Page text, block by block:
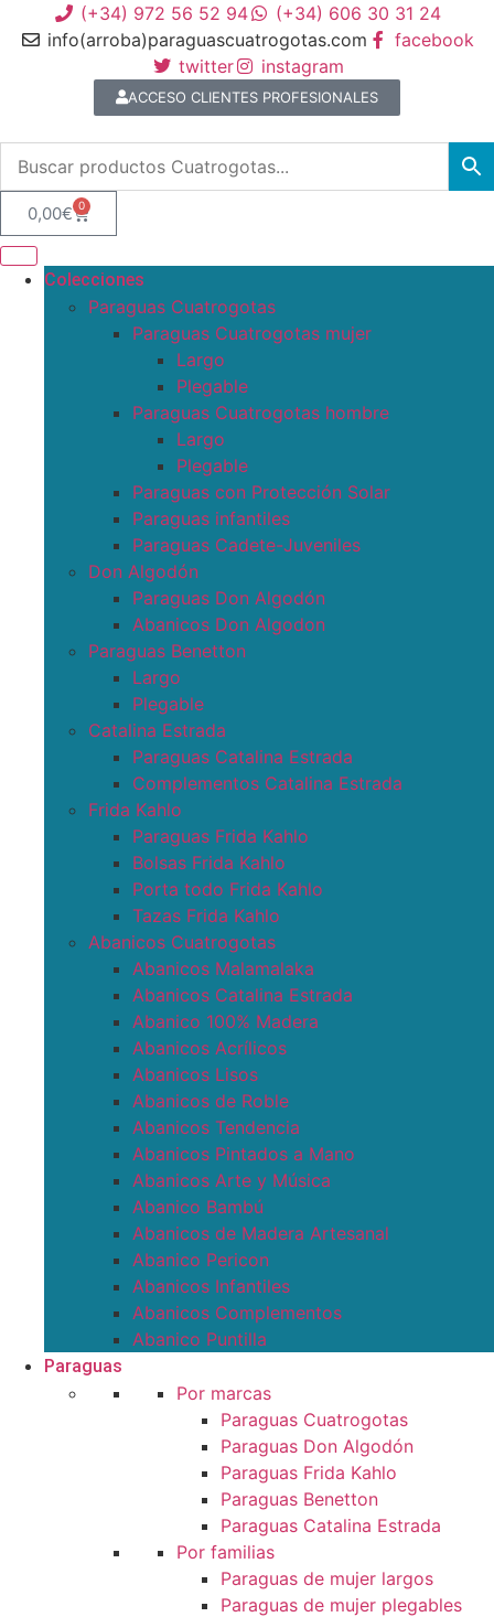
(+34) 972 56 52 94
(+34) 606 30 31 24
info(arroba)paraguascuatrogotas.com
facebook
twitter
instagram
ACCESO CLIENTES PROFESIONALES
0,00€ 0
Colecciones
Paraguas Cuatrogotas
Paraguas Cuatrogotas mujer
Largo
Plegable
Paraguas Cuatrogotas hombre
Largo
Plegable
Paraguas con Protección Solar
Paraguas infantiles
Paraguas Cadete-Juveniles
Don Algodón
Paraguas Don Algodón
Abanicos Don Algodon
Paraguas Benetton
Largo
Plegable
Catalina Estrada
Paraguas Catalina Estrada
Complementos Catalina Estrada
Frida Kahlo
Paraguas Frida Kahlo
Bolsas Frida Kahlo
Porta todo Frida Kahlo
Tazas Frida Kahlo
Abanicos Cuatrogotas
Abanicos Malamalaka
Abanicos Catalina Estrada
Abanico 100% Madera
Abanicos Acrílicos
Abanicos Lisos
Abanicos de Roble
Abanicos Tendencia
Abanicos Pintados a Mano
Abanicos Arte y Música
Abanico Bambú
Abanicos de Madera Artesanal
Abanico Pericon
Abanicos Infantiles
Abanicos Complementos
Abanico Puntilla
Paraguas
Por marcas
Paraguas Cuatrogotas
Paraguas Don Algodón
Paraguas Frida Kahlo
Paraguas Benetton
Paraguas Catalina Estrada
Por familias
Paraguas de mujer largos
Paraguas de mujer plegables